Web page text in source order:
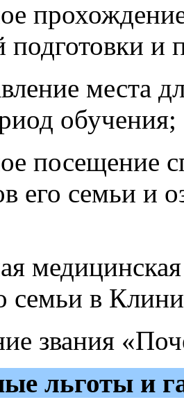
подготовки
места
обучения;
посещение
его семьи и
семьи в
звания
льготы и